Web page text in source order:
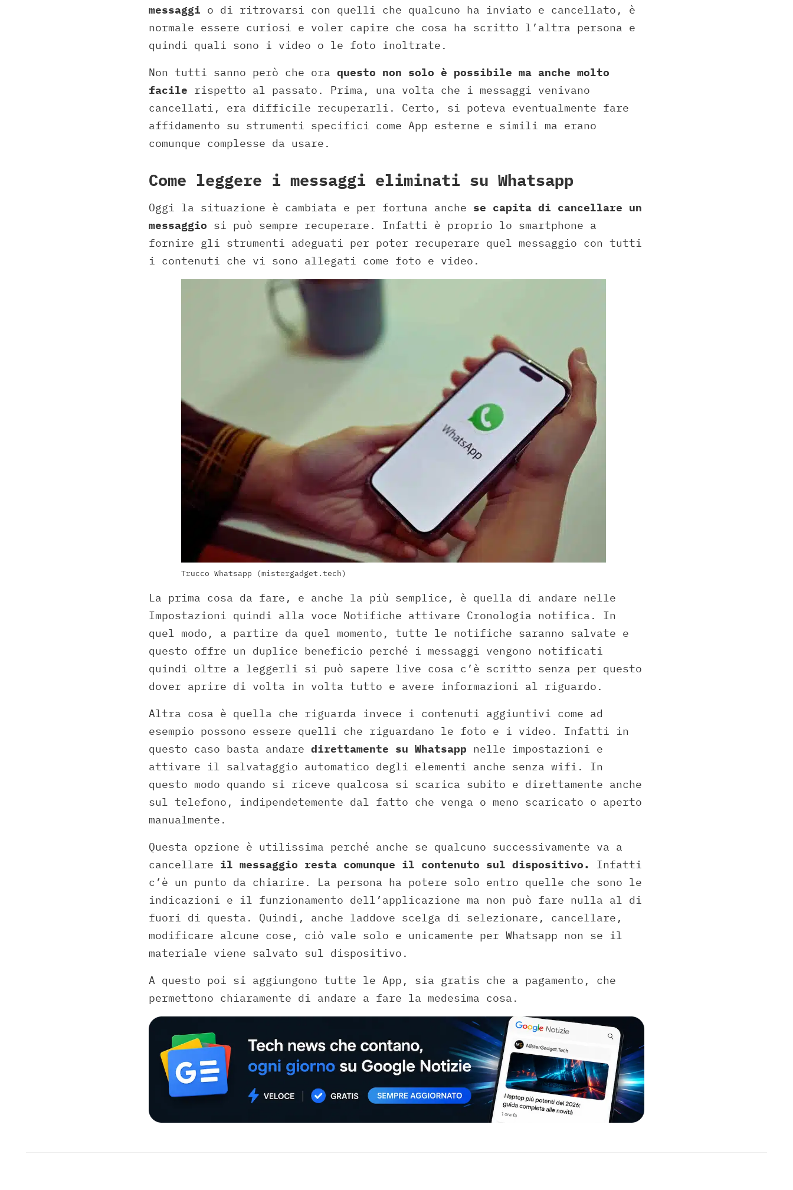
messaggi o di ritrovarsi con quelli che qualcuno ha inviato e cancellato, è
normale essere curiosi e voler capire che cosa ha scritto l’altra persona e
quindi quali sono i video o le foto inoltrate.
Non tutti sanno però che ora questo non solo è possibile ma anche molto
facile rispetto al passato. Prima, una volta che i messaggi venivano
cancellati, era difficile recuperarli. Certo, si poteva eventualmente fare
affidamento su strumenti specifici come App esterne e simili ma erano
comunque complesse da usare.
Come leggere i messaggi eliminati su Whatsapp
Oggi la situazione è cambiata e per fortuna anche se capita di cancellare un
messaggio si può sempre recuperare. Infatti è proprio lo smartphone a
fornire gli strumenti adeguati per poter recuperare quel messaggio con tutti
i contenuti che vi sono allegati come foto e video.
Trucco Whatsapp (mistergadget.tech)
La prima cosa da fare, e anche la più semplice, è quella di andare nelle
Impostazioni quindi alla voce Notifiche attivare Cronologia notifica. In
quel modo, a partire da quel momento, tutte le notifiche saranno salvate e
questo offre un duplice beneficio perché i messaggi vengono notificati
quindi oltre a leggerli si può sapere live cosa c’è scritto senza per questo
dover aprire di volta in volta tutto e avere informazioni al riguardo.
Altra cosa è quella che riguarda invece i contenuti aggiuntivi come ad
esempio possono essere quelli che riguardano le foto e i video. Infatti in
questo caso basta andare direttamente su Whatsapp nelle impostazioni e
attivare il salvataggio automatico degli elementi anche senza wifi. In
questo modo quando si riceve qualcosa si scarica subito e direttamente anche
sul telefono, indipendetemente dal fatto che venga o meno scaricato o aperto
manualmente.
Questa opzione è utilissima perché anche se qualcuno successivamente va a
cancellare il messaggio resta comunque il contenuto sul dispositivo.
Infatti
c’è un punto da chiarire. La persona ha potere solo entro quelle che sono le
indicazioni e il funzionamento dell’applicazione ma non può fare nulla al di
fuori di questa. Quindi, anche laddove scelga di selezionare, cancellare,
modificare alcune cose, ciò vale solo e unicamente per Whatsapp non se il
materiale viene salvato sul dispositivo.
A questo poi si aggiungono tutte le App, sia gratis che a pagamento, che
permettono chiaramente di andare a fare la medesima cosa.